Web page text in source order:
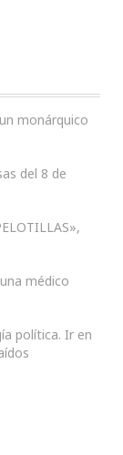
monárquico
del 8 de
médico
política. Ir en